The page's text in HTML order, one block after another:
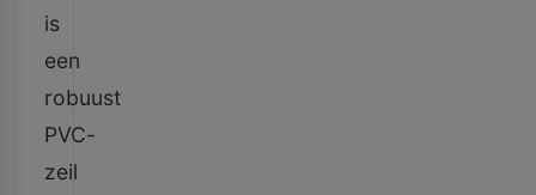
is
een
robuust
PVC-
zeil